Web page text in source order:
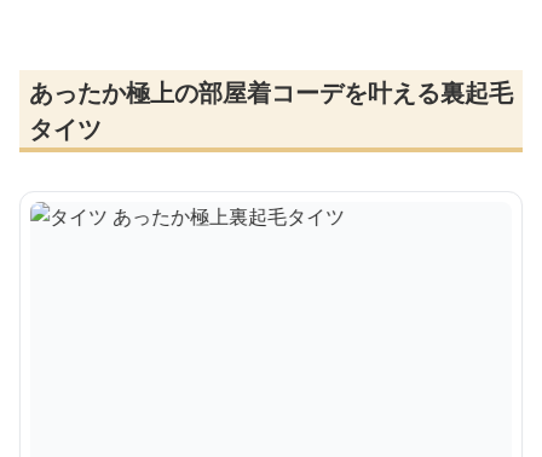
あったか極上の部屋着コーデを叶える裏起毛
タイツ